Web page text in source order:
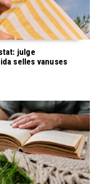
julge
selles vanuses